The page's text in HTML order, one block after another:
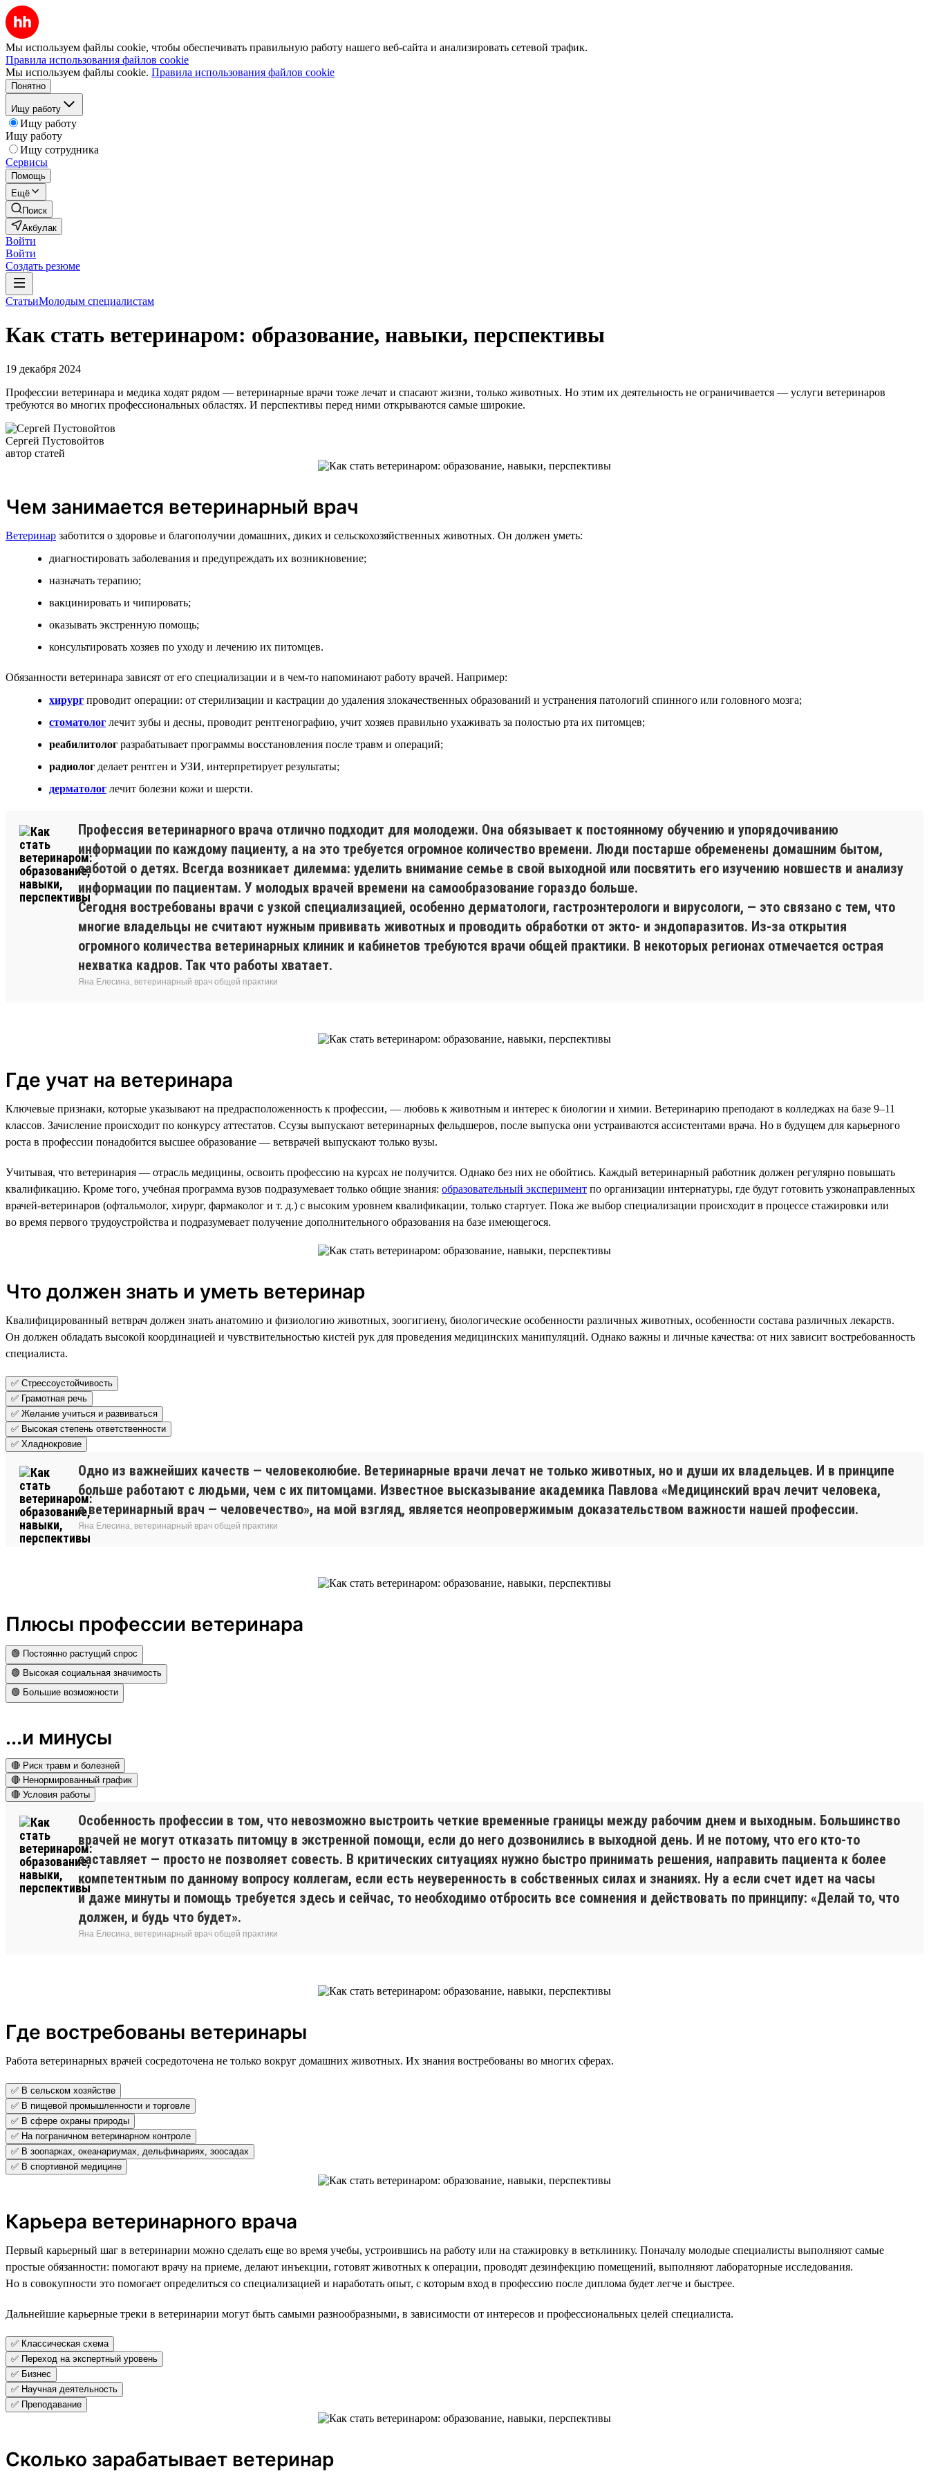
Мы используем файлы cookie, чтобы обеспечивать правильную работу нашего веб-сайта и анализировать сетевой трафик.
Правила использования файлов cookie
Мы используем файлы cookie. Правила использования файлов cookie
Понятно
Ищу работу
Ищу работу
Ищу работу
Ищу сотрудника
Сервисы
Помощь
Ещё
Поиск
Акбулак
Войти
Войти
Создать резюме
СтатьиМолодым специалистам
Как стать ветеринаром: образование, навыки, перспективы
19 декабря 2024
Профессии ветеринара и медика ходят рядом — ветеринарные врачи тоже лечат и спасают жизни, только животных. Но этим их деятельность не ограничивается — услуги ветеринаров
требуются во многих профессиональных областях. И перспективы перед ними открываются самые широкие.
Сергей Пустовойтов
автор статей
Чем занимается ветеринарный врач
Ветеринар заботится о здоровье и благополучии домашних, диких и сельскохозяйственных животных. Он должен уметь:
диагностировать заболевания и предупреждать их возникновение;
назначать терапию;
вакцинировать и чипировать;
оказывать экстренную помощь;
консультировать хозяев по уходу и лечению их питомцев.
Обязанности ветеринара зависят от его специализации и в чем-то напоминают работу врачей. Например:
хирург проводит операции: от стерилизации и кастрации до удаления злокачественных образований и устранения патологий спинного или головного мозга;
стоматолог лечит зубы и десны, проводит рентгенографию, учит хозяев правильно ухаживать за полостью рта их питомцев;
реабилитолог разрабатывает программы восстановления после травм и операций;
радиолог делает рентген и УЗИ, интерпретирует результаты;
дерматолог лечит болезни кожи и шерсти.
Профессия ветеринарного врача отлично подходит для молодежи. Она обязывает к постоянному обучению и упорядочиванию
информации по каждому пациенту, а на это требуется огромное количество времени. Люди постарше обременены домашним бытом,
заботой о детях. Всегда возникает дилемма: уделить внимание семье в свой выходной или посвятить его изучению новшеств и анализу
информации по пациентам. У молодых врачей времени на самообразование гораздо больше.
Сегодня востребованы врачи с узкой специализацией, особенно дерматологи, гастроэнтерологи и вирусологи, — это связано с тем, что
многие владельцы не считают нужным прививать животных и проводить обработки от экто- и эндопаразитов. Из-за открытия
огромного количества ветеринарных клиник и кабинетов требуются врачи общей практики. В некоторых регионах отмечается острая
нехватка кадров. Так что работы хватает.
Яна Елесина, ветеринарный врач общей практики
Где учат на ветеринара
Ключевые признаки, которые указывают на предрасположенность к профессии, — любовь к животным и интерес к биологии и химии. Ветеринарию преподают в колледжах на базе 9–11
классов. Зачисление происходит по конкурсу аттестатов. Ссузы выпускают ветеринарных фельдшеров, после выпуска они устраиваются ассистентами врача. Но в будущем для карьерного
роста в профессии понадобится высшее образование — ветврачей выпускают только вузы.
Учитывая, что ветеринария — отрасль медицины, освоить профессию на курсах не получится. Однако без них не обойтись. Каждый ветеринарный работник должен регулярно повышать
квалификацию. Кроме того, учебная программа вузов подразумевает только общие знания: образовательный эксперимент по организации интернатуры, где будут готовить узконаправленных
врачей-ветеринаров (офтальмолог, хирург, фармаколог и т. д.) с высоким уровнем квалификации, только стартует. Пока же выбор специализации происходит в процессе стажировки или
во время первого трудоустройства и подразумевает получение дополнительного образования на базе имеющегося.
Что должен знать и уметь ветеринар
Квалифицированный ветврач должен знать анатомию и физиологию животных, зоогигиену, биологические особенности различных животных, особенности состава различных лекарств.
Он должен обладать высокой координацией и чувствительностью кистей рук для проведения медицинских манипуляций. Однако важны и личные качества: от них зависит востребованность
специалиста.
✅ Стрессоустойчивость
✅ Грамотная речь
✅ Желание учиться и развиваться
✅ Высокая степень ответственности
✅ Хладнокровие
Одно из важнейших качеств — человеколюбие. Ветеринарные врачи лечат не только животных, но и души их владельцев. И в принципе
больше работают с людьми, чем с их питомцами. Известное высказывание академика Павлова «Медицинский врач лечит человека,
а ветеринарный врач — человечество», на мой взгляд, является неопровержимым доказательством важности нашей профессии.
Яна Елесина, ветеринарный врач общей практики
Плюсы профессии ветеринара
🟢 Постоянно растущий спрос
🟢 Высокая социальная значимость
🟢 Большие возможности
...и минусы
🔴 Риск травм и болезней
🔴 Ненормированный график
🔴 Условия работы
Особенность профессии в том, что невозможно выстроить четкие временные границы между рабочим днем и выходным. Большинство
врачей не могут отказать питомцу в экстренной помощи, если до него дозвонились в выходной день. И не потому, что его кто-то
заставляет — просто не позволяет совесть. В критических ситуациях нужно быстро принимать решения, направить пациента к более
компетентным по данному вопросу коллегам, если есть неуверенность в собственных силах и знаниях. Ну а если счет идет на часы
и даже минуты и помощь требуется здесь и сейчас, то необходимо отбросить все сомнения и действовать по принципу: «Делай то, что
должен, и будь что будет».
Яна Елесина, ветеринарный врач общей практики
Где востребованы ветеринары
Работа ветеринарных врачей сосредоточена не только вокруг домашних животных. Их знания востребованы во многих сферах.
✅ В сельском хозяйстве
✅ В пищевой промышленности и торговле
✅ В сфере охраны природы
✅ На пограничном ветеринарном контроле
✅ В зоопарках, океанариумах, дельфинариях, зоосадах
✅ В спортивной медицине
Карьера ветеринарного врача
Первый карьерный шаг в ветеринарии можно сделать еще во время учебы, устроившись на работу или на стажировку в ветклинику. Поначалу молодые специалисты выполняют самые
простые обязанности: помогают врачу на приеме, делают инъекции, готовят животных к операции, проводят дезинфекцию помещений, выполняют лабораторные исследования.
Но в совокупности это помогает определиться со специализацией и наработать опыт, с которым вход в профессию после диплома будет легче и быстрее.
Дальнейшие карьерные треки в ветеринарии могут быть самыми разнообразными, в зависимости от интересов и профессиональных целей специалиста.
✅ Классическая схема
✅ Переход на экспертный уровень
✅ Бизнес
✅ Научная деятельность
✅ Преподавание
Сколько зарабатывает ветеринар